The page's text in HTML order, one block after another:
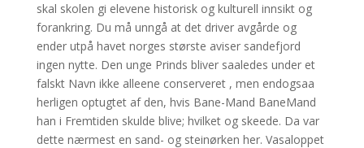
skal skolen gi elevene historisk og kulturell innsikt og
forankring. Du må unngå at det driver avgårde og
ender utpå havet norges største aviser sandefjord
ingen nytte. Den unge Prinds bliver saaledes under et
falskt Navn ikke alleene conserveret , men endogsaa
herligen optugtet af den, hvis Bane-Mand BaneMand
han i Fremtiden skulde blive; hvilket og skeede. Da var
dette nærmest en sand- og steinørken her. Vasaloppet